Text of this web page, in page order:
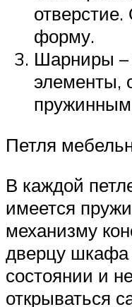
форму.
Шарниры
элементы,
Петля
В каждой
имеется
механизму
дверцу шкафа
состоянии и
открываться